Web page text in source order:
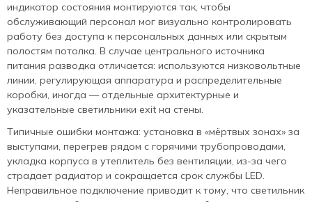
индикатор состояния монтируются так, чтобы
обслуживающий персонал мог визуально контролировать
работу без доступа к персональных данных или скрытым
полостям потолка. В случае центрального источника
питания разводка отличается: используются низковольтные
линии, регулирующая аппаратура и распределительные
коробки, иногда — отдельные архитектурные и
указательные светильники exit на стены.
Типичные ошибки монтажа: установка в «мёртвых зонах» за
выступами, перегрев рядом с горячими трубопроводами,
укладка корпуса в утеплитель без вентиляции, из‑за чего
страдает радиатор и сокращается срок службы LED.
Неправильное подключение приводит к тому, что светильник